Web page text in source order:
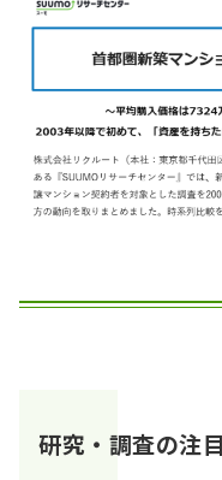
研究・調査の注目